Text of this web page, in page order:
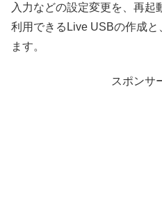
入力などの設定変更を、再
利用できるLive USBの作成
ます。
スポンサ